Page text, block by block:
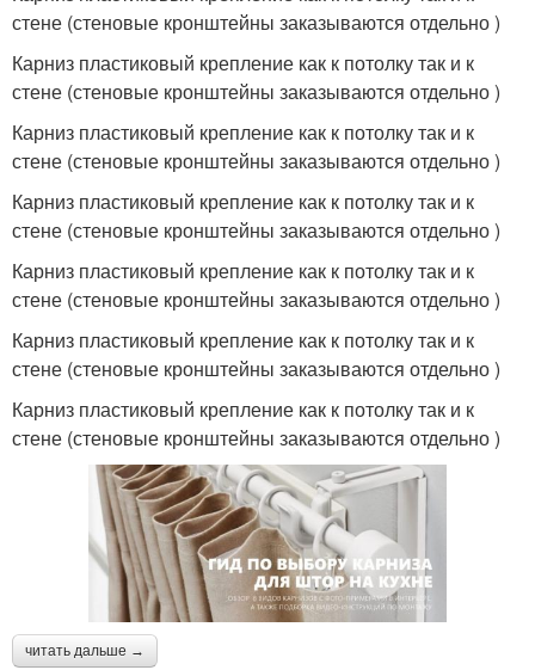
стене (стеновые кронштейны заказываются отдельно )
Карниз пластиковый крепление как к потолку так и к
стене (стеновые кронштейны заказываются отдельно )
Карниз пластиковый крепление как к потолку так и к
стене (стеновые кронштейны заказываются отдельно )
Карниз пластиковый крепление как к потолку так и к
стене (стеновые кронштейны заказываются отдельно )
Карниз пластиковый крепление как к потолку так и к
стене (стеновые кронштейны заказываются отдельно )
Карниз пластиковый крепление как к потолку так и к
стене (стеновые кронштейны заказываются отдельно )
Карниз пластиковый крепление как к потолку так и к
стене (стеновые кронштейны заказываются отдельно )
читать дальше →